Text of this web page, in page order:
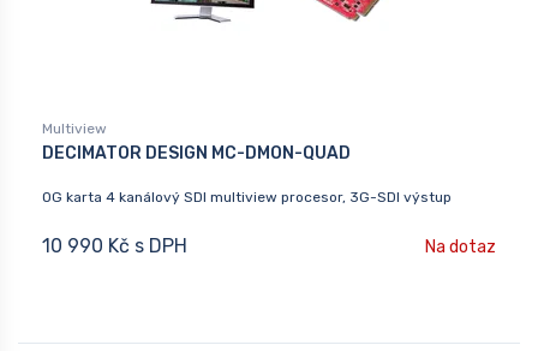
Multiview
DECIMATOR DESIGN MC-DMON-QUAD
OG karta 4 kanálový SDI multiview procesor, 3G-SDI výstup
10 990 Kč s DPH Na dotaz